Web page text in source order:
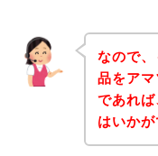
なので
品をア
であれ
はいかが